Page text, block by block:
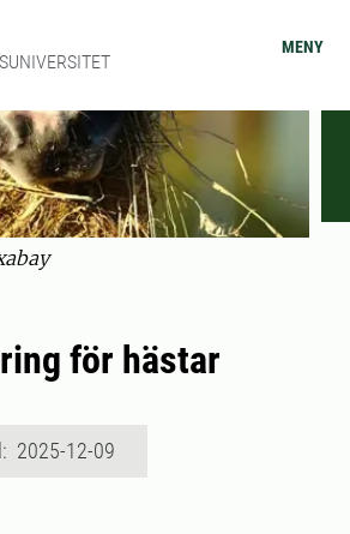
MENY
för hästar
2025-12-09